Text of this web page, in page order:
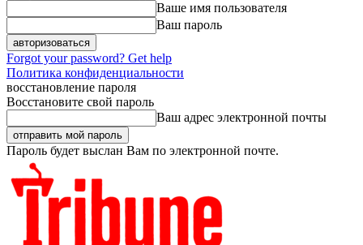
Ваше имя пользователя
Ваш пароль
Forgot your password? Get help
Политика конфиденциальности
восстановление пароля
Восстановите свой пароль
Ваш адрес электронной почты
Пароль будет выслан Вам по электронной почте.